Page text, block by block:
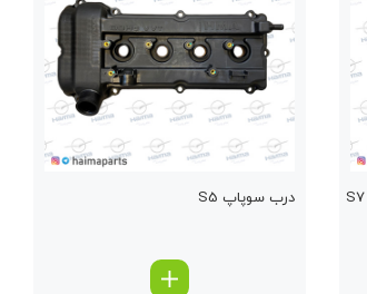
درب سوپاپ S5